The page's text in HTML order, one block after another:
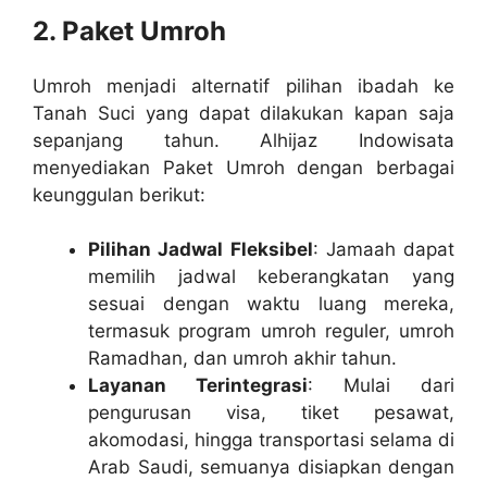
2. Paket Umroh
Umroh menjadi alternatif pilihan ibadah ke
Tanah Suci yang dapat dilakukan kapan saja
sepanjang tahun. Alhijaz Indowisata
menyediakan Paket Umroh dengan berbagai
keunggulan berikut:
Pilihan Jadwal Fleksibel: Jamaah dapat
memilih jadwal keberangkatan yang
sesuai dengan waktu luang mereka,
termasuk program umroh reguler, umroh
Ramadhan, dan umroh akhir tahun.
Layanan Terintegrasi: Mulai dari
pengurusan visa, tiket pesawat,
akomodasi, hingga transportasi selama di
Arab Saudi, semuanya disiapkan dengan